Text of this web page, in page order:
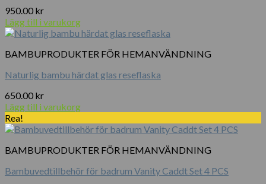
950.00 kr
Lägg till i varukorg
BAMBUPRODUKTER FÖR HEMANVÄNDNING
Naturlig bambu härdat glas reseflaska
650.00 kr
Lägg till i varukorg
Rea!
BAMBUPRODUKTER FÖR HEMANVÄNDNING
Bambuvedtillbehör för badrum Vanity Caddt Set 4 PCS